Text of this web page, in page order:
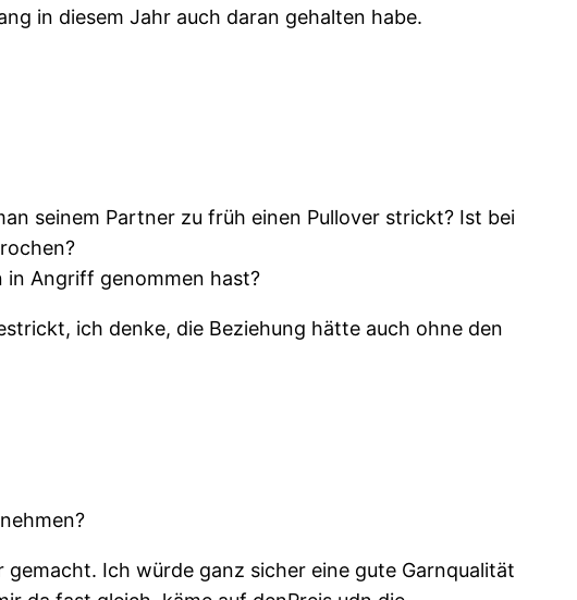
in diesem Jahr auch daran gehalten habe.
seinem Partner zu früh einen Pullover strickt? Ist bei
in Angriff genommen hast?
ich denke, die Beziehung hätte auch ohne den
Ich würde ganz sicher eine gute Garnqualität